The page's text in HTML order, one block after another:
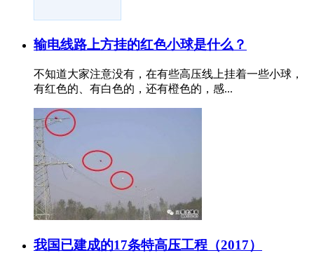
输电线路上方挂的红色小球是什么？
不知道大家注意没有，在有些高压线上挂着一些小球，
有红色的、有白色的，还有橙色的，感...
我国已建成的17条特高压工程（2017）